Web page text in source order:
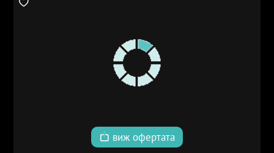
виж офертата